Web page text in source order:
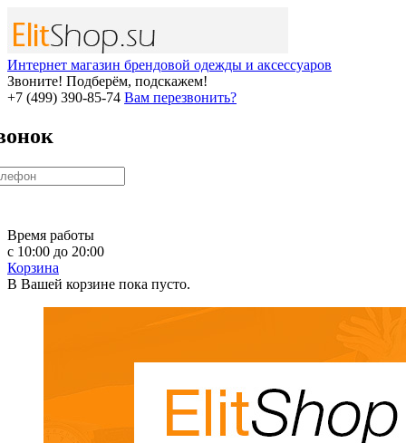
Интернет магазин брендовой одежды и аксессуаров
Звоните! Подберём, подскажем!
+7 (499) 390-85-74 Вам перезвонить?
Время работы
с 10:00 до 20:00
Корзина
В Вашей корзине пока пусто.